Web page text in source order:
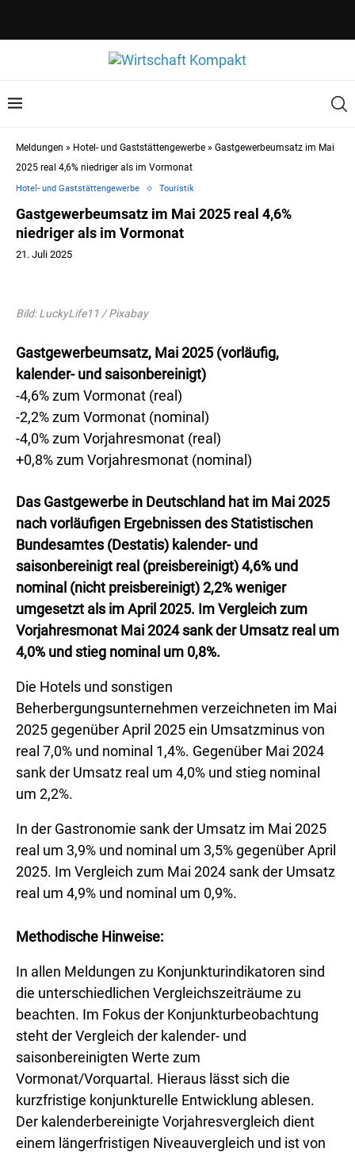
Meldungen » Hotel- und Gaststättengewerbe » Gastgewerbeumsatz im Mai
2025 real 4,6% niedriger als im Vormonat
Hotel- und Gaststättengewerbe Touristik
Gastgewerbeumsatz im Mai 2025 real 4,6%
niedriger als im Vormonat
21. Juli 2025
Bild: LuckyLife11 / Pixabay
Gastgewerbeumsatz, Mai 2025 (vorläufig,
kalender- und saisonbereinigt)
-4,6% zum Vormonat (real)
-2,2% zum Vormonat (nominal)
-4,0% zum Vorjahresmonat (real)
+0,8% zum Vorjahresmonat (nominal)
Das Gastgewerbe in Deutschland hat im Mai 2025
nach vorläufigen Ergebnissen des Statistischen
Bundesamtes (Destatis) kalender- und
saisonbereinigt real (preisbereinigt) 4,6% und
nominal (nicht preisbereinigt) 2,2% weniger
umgesetzt als im April 2025. Im Vergleich zum
Vorjahresmonat Mai 2024 sank der Umsatz real um
4,0% und stieg nominal um 0,8%.
Die Hotels und sonstigen
Beherbergungsunternehmen verzeichneten im Mai
2025 gegenüber April 2025 ein Umsatzminus von
real 7,0% und nominal 1,4%. Gegenüber Mai 2024
sank der Umsatz real um 4,0% und stieg nominal
um 2,2%.
In der Gastronomie sank der Umsatz im Mai 2025
real um 3,9% und nominal um 3,5% gegenüber April
2025. Im Vergleich zum Mai 2024 sank der Umsatz
real um 4,9% und nominal um 0,9%.
Methodische Hinweise:
In allen Meldungen zu Konjunkturindikatoren sind
die unterschiedlichen Vergleichszeiträume zu
beachten. Im Fokus der Konjunkturbeobachtung
steht der Vergleich der kalender- und
saisonbereinigten Werte zum
Vormonat/Vorquartal. Hieraus lässt sich die
kurzfristige konjunkturelle Entwicklung ablesen.
Der kalenderbereinigte Vorjahresvergleich dient
einem längerfristigen Niveauvergleich und ist von